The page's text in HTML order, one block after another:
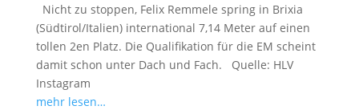
Nicht zu stoppen, Felix Remmele spring in Brixia
(Südtirol/Italien) international 7,14 Meter auf einen
tollen 2en Platz. Die Qualifikation für die EM scheint
damit schon unter Dach und Fach. Quelle: HLV
Instagram
mehr lesen…